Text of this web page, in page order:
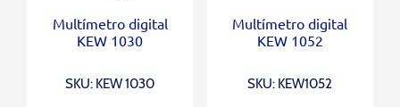
Multímetro digital
KEW 1030
SKU: KEW 1030
Multímetro digital
KEW 1052
SKU: KEW1052